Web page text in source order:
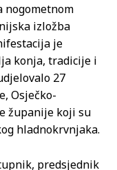
nogometnom
izložba
je
konja, tradicije i
27
Osječko-
županije koji su
hladnokrvnjaka.
predsjednik